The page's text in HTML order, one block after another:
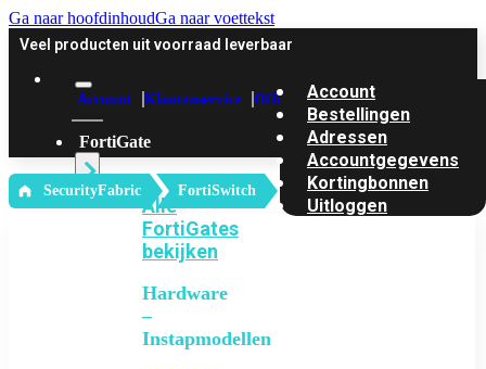
Ga naar hoofdinhoudGa naar voettekst
Veel producten uit voorraad leverbaar
Account Klantenservice Offerte
FortiGate
Alle
FortiGates
bekijken
Hardware
–
Instapmodellen
Account
Bestellingen
Adressen
Accountgegevens
Kortingbonnen
Uitloggen
‎ SecurityFabric FortiSwitch